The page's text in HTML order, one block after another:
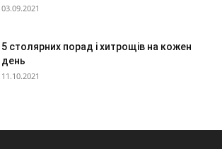
03.09.2021
5 столярних порад і хитрощів на кожен
день
11.10.2021